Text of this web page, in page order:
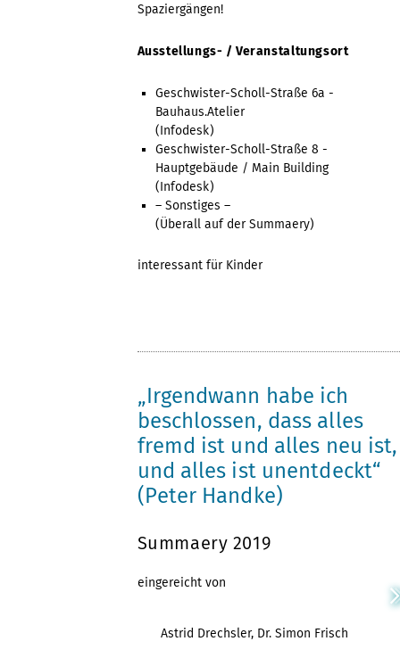
Spaziergängen!
Ausstellungs- / Veranstaltungsort
Geschwister-Scholl-Straße 6a -
Bauhaus.Atelier
(Infodesk)
Geschwister-Scholl-Straße 8 -
Hauptgebäude / Main Building
(Infodesk)
– Sonstiges –
(Überall auf der Summaery)
interessant für Kinder
„Irgendwann habe ich
beschlossen, dass alles
fremd ist und alles neu ist,
und alles ist unentdeckt“
(Peter Handke)
Summaery 2019
eingereicht von
Astrid Drechsler, Dr. Simon Frisch